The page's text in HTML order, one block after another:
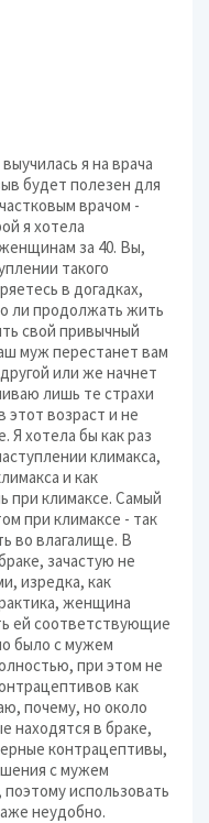
я на врача
будет полезен для
врачом -
я хотела
за 40. Вы,
такого
в догадках,
ли продолжать жить
свой привычный
муж перестанет вам
или же начнет
лишь те страхи
возраст и не
Я хотела бы как раз
климакса,
и как
при климаксе. Самый
при климаксе - так
во влагалище. В
зачастую не
изредка, как
женщина
ей соответствующие
было с мужем
при этом не
как
почему, но около
находятся в браке,
контрацептивы,
с мужем
использовать
неудобно.